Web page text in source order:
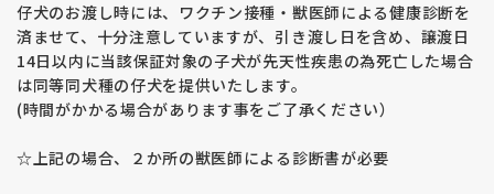
仔犬のお渡し時には、ワクチン接種・獣医師による健康診断を
済ませて、十分注意していますが、引き渡し日を含め、譲渡日
14日以内に当該保証対象の子犬が先天性疾患の為死亡した場合
は同等同犬種の仔犬を提供いたします。
(時間がかかる場合があります事をご了承ください）
☆上記の場合、２か所の獣医師による診断書が必要